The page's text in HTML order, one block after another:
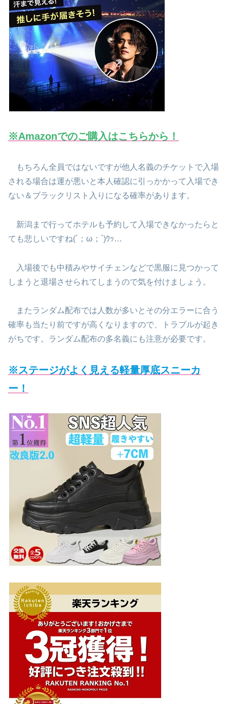
※Amazonでのご購入はこちらから！
もちろん全員ではないですが他人名義のチケットで入場
される場合は運が悪いと本人確認に引っかかって入場でき
ない＆ブラックリスト入りになる確率があります。
新潟まで行ってホテルも予約して入場できなかったらと
ても悲しいですね(´；ω；`)ｳｯ…
入場後でも中積みやサイチェンなどで黒服に見つかって
しまうと退場させられてしまうので気を付けましょう。
またランダム配布では人数が多いとその分エラーに合う
確率も当たり前ですが高くなりますので、トラブルが起き
がちです。ランダム配布の多名義にも注意が必要です。
※ステージがよく見える軽量厚底スニーカ
ー！